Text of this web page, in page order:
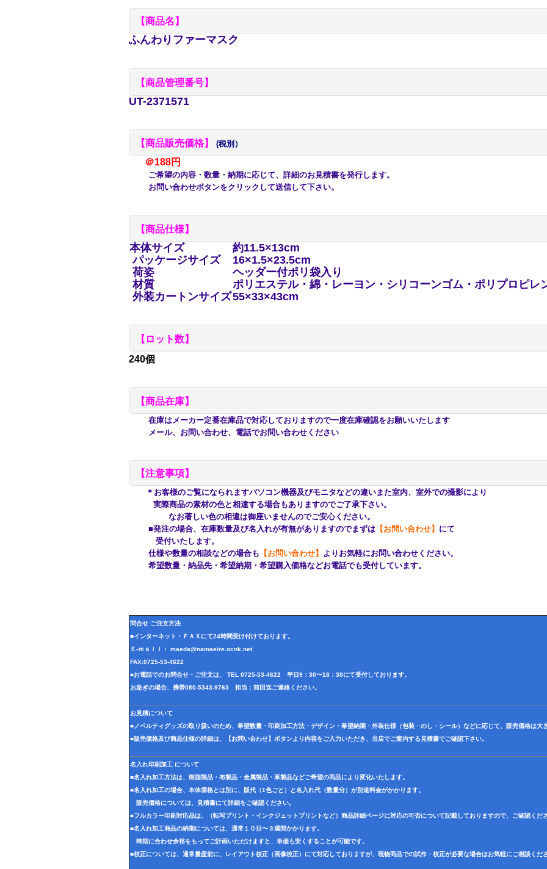
【商品名】
ふんわりファーマスク
【商品管理番号】
UT-2371571
【商品販売価格】 (税別）
＠188円
ご希望の内容・数量・納期に応じて、詳細のお見積書を発行します。
お問い合わせボタンをクリックして送信して下さい。
【商品仕様】
本体サイズ
約11.5×13cm
パッケージサイズ
16×1.5×23.5cm
荷姿
ヘッダー付ポリ袋入り
材質
ポリエステル・綿・レーヨン・シリコーンゴム・ポリプロピレ
外装カートンサイズ55×33×43cm
【ロット数】
240個
【商品在庫】
在庫はメーカー定番在庫品で対応しておりますので一度在庫確認をお願いいたします
メール、お問い合わせ、電話でお問い合わせください
【注意事項】
＊お客様のご覧になられますパソコン機器及びモニタなどの違いまた室内、室外での撮影により
実際商品の素材の色と相違する場合もありますのでご了承下さい。
なお著しい色の相違は御座いませんのでご安心ください。
■発注の場合、在庫数量及び名入れが有無がありますのでまずは 【お問い合わせ】 にて
受付いたします。
仕様や数量の相談などの場合も 【お問い合わせ】 よりお気軽にお問い合わせください。
希望数量・納品先・希望納期・希望購入価格などお電話でも受付しています。
問合せ ご注文方法
■インターネット・ＦＡＸにて24時間受け付けております。
Ｅ-ｍａｉｌ： maeda@namaeire.ocnk.net
FAX:0725-53-4622
■お電話でのお問合せ・ご注文は、 TEL 0725-53-4622 平日9：30〜18：30にて受付しております。
お急ぎの場合、携帯080-5343-9763 担当：前田迄ご連絡ください。
お見積について
■ノベルティグッズの取り扱いのため、希望数量・印刷加工方法・デザイン・希望納期・外装仕様（包装・のし・シール）などに応じて、販売価格は大
■販売価格及び商品仕様の詳細は、【お問い合わせ】ボタンより内容をご入力いただき、当店でご案内する見積書でご確認下さい。
名入れ印刷加工 について
■名入れ加工方法は、樹脂製品・布製品・金属製品・革製品などご希望の商品により変化いたします。
■名入れ加工の場合、本体価格とは別に、版代（1色ごと）と名入れ代（数量分）が別途料金がかかります。
販売価格については、見積書にて詳細をご確認ください。
■フルカラー印刷対応品は、（転写プリント・インクジェットプリントなど）商品詳細ページに対応の可否について記載しておりますので、ご確認くだ
■名入れ加工商品の納期については、通常１０日〜３週間かかります。
時期に合わせ余裕をもってご計画いただけますと、単価も安くすることが可能です。
■校正については、通常量産前に、レイアウト校正（画像校正）にて対応しておりますが、現物商品での試作・校正が必要な場合はお気軽にご相談くだ